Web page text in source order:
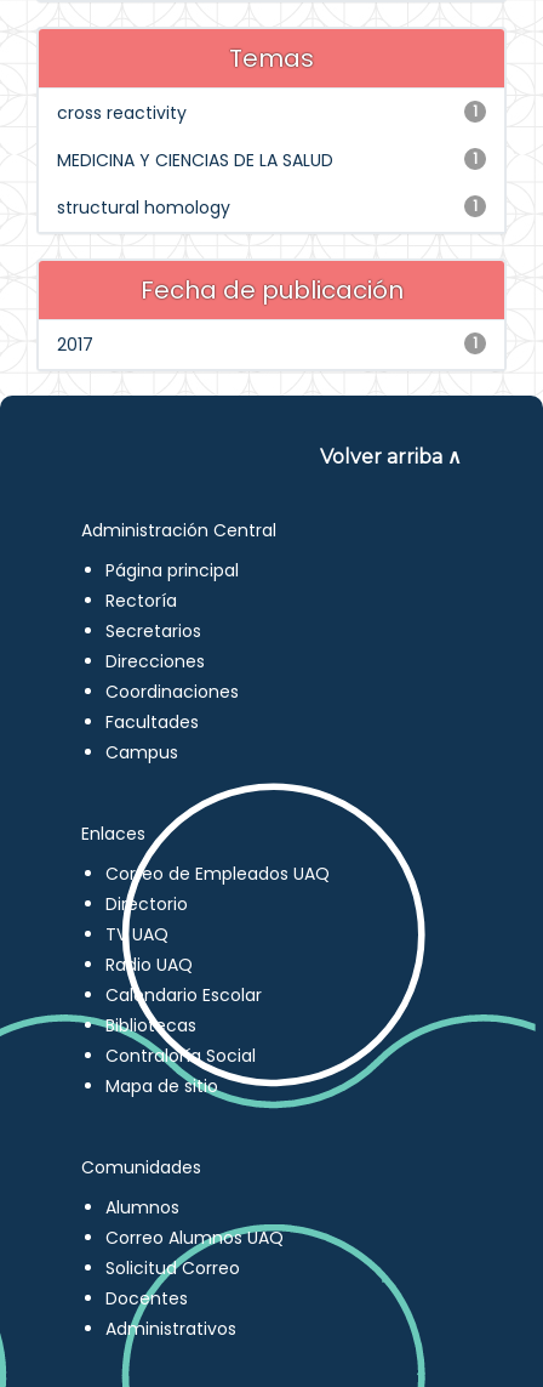
Temas
1
cross reactivity
1
MEDICINA Y CIENCIAS DE LA SALUD
1
structural homology
Fecha de publicación
1
2017
Volver arriba ∧
Administración Central
Página principal
Rectoría
Secretarios
Direcciones
Coordinaciones
Facultades
Campus
Enlaces
Correo de Empleados UAQ
Directorio
TV UAQ
Radio UAQ
Calendario Escolar
Bibliotecas
Contraloría Social
Mapa de sitio
Comunidades
Alumnos
Correo Alumnos UAQ
Solicitud Correo
Docentes
Administrativos